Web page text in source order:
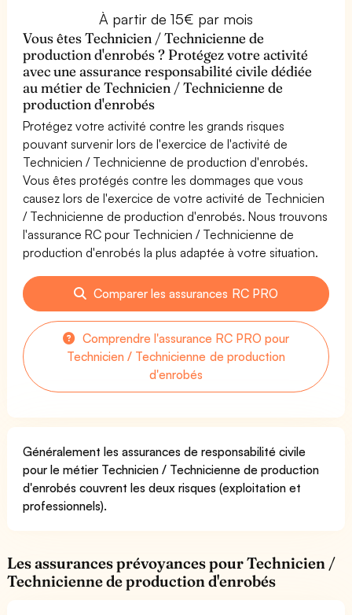
À partir de 15€ par mois
Vous êtes Technicien / Technicienne de
production d'enrobés ? Protégez votre activité
avec une assurance responsabilité civile dédiée
au métier de Technicien / Technicienne de
production d'enrobés
Protégez votre activité contre les grands risques
pouvant survenir lors de l'exercice de l'activité de
Technicien / Technicienne de production d'enrobés.
Vous êtes protégés contre les dommages que vous
causez lors de l'exercice de votre activité de Technicien
/ Technicienne de production d'enrobés. Nous trouvons
l'assurance RC pour Technicien / Technicienne de
production d'enrobés la plus adaptée à votre situation.
Comparer les assurances RC PRO
Comprendre l'assurance RC PRO pour
Technicien / Technicienne de production
d'enrobés
Généralement les assurances de responsabilité civile
pour le métier Technicien / Technicienne de production
d'enrobés couvrent les deux risques (exploitation et
professionnels).
Les assurances prévoyances pour Technicien /
Technicienne de production d'enrobés